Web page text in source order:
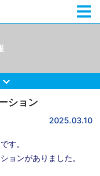
ション
2025.03.10
す。
ョンがありました。